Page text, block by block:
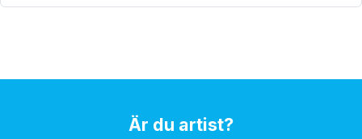
Är du artist?